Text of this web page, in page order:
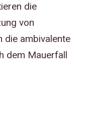
die
von
die ambivalente
dem Mauerfall